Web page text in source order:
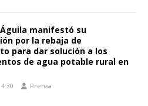
manifestó su
por la rebaja de
para dar solución a los
de agua potable rural en
Prensa